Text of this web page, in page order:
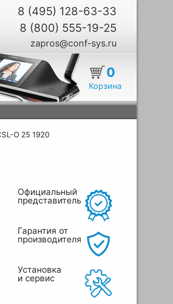
8 (495) 128-63-33
8 (800) 555-19-25
zapros@conf-sys.ru
0
Корзина
O 25 1920
Официальный
представитель
Гарантия от
производителя
Установка
и сервис